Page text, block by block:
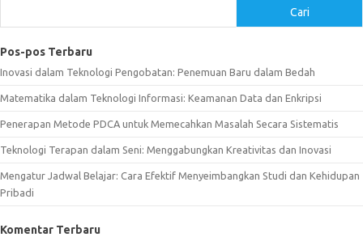
Cari
Pos-pos Terbaru
Inovasi dalam Teknologi Pengobatan: Penemuan Baru dalam Bedah
Matematika dalam Teknologi Informasi: Keamanan Data dan Enkripsi
Penerapan Metode PDCA untuk Memecahkan Masalah Secara Sistematis
Teknologi Terapan dalam Seni: Menggabungkan Kreativitas dan Inovasi
Mengatur Jadwal Belajar: Cara Efektif Menyeimbangkan Studi dan Kehidupan
Pribadi
Komentar Terbaru